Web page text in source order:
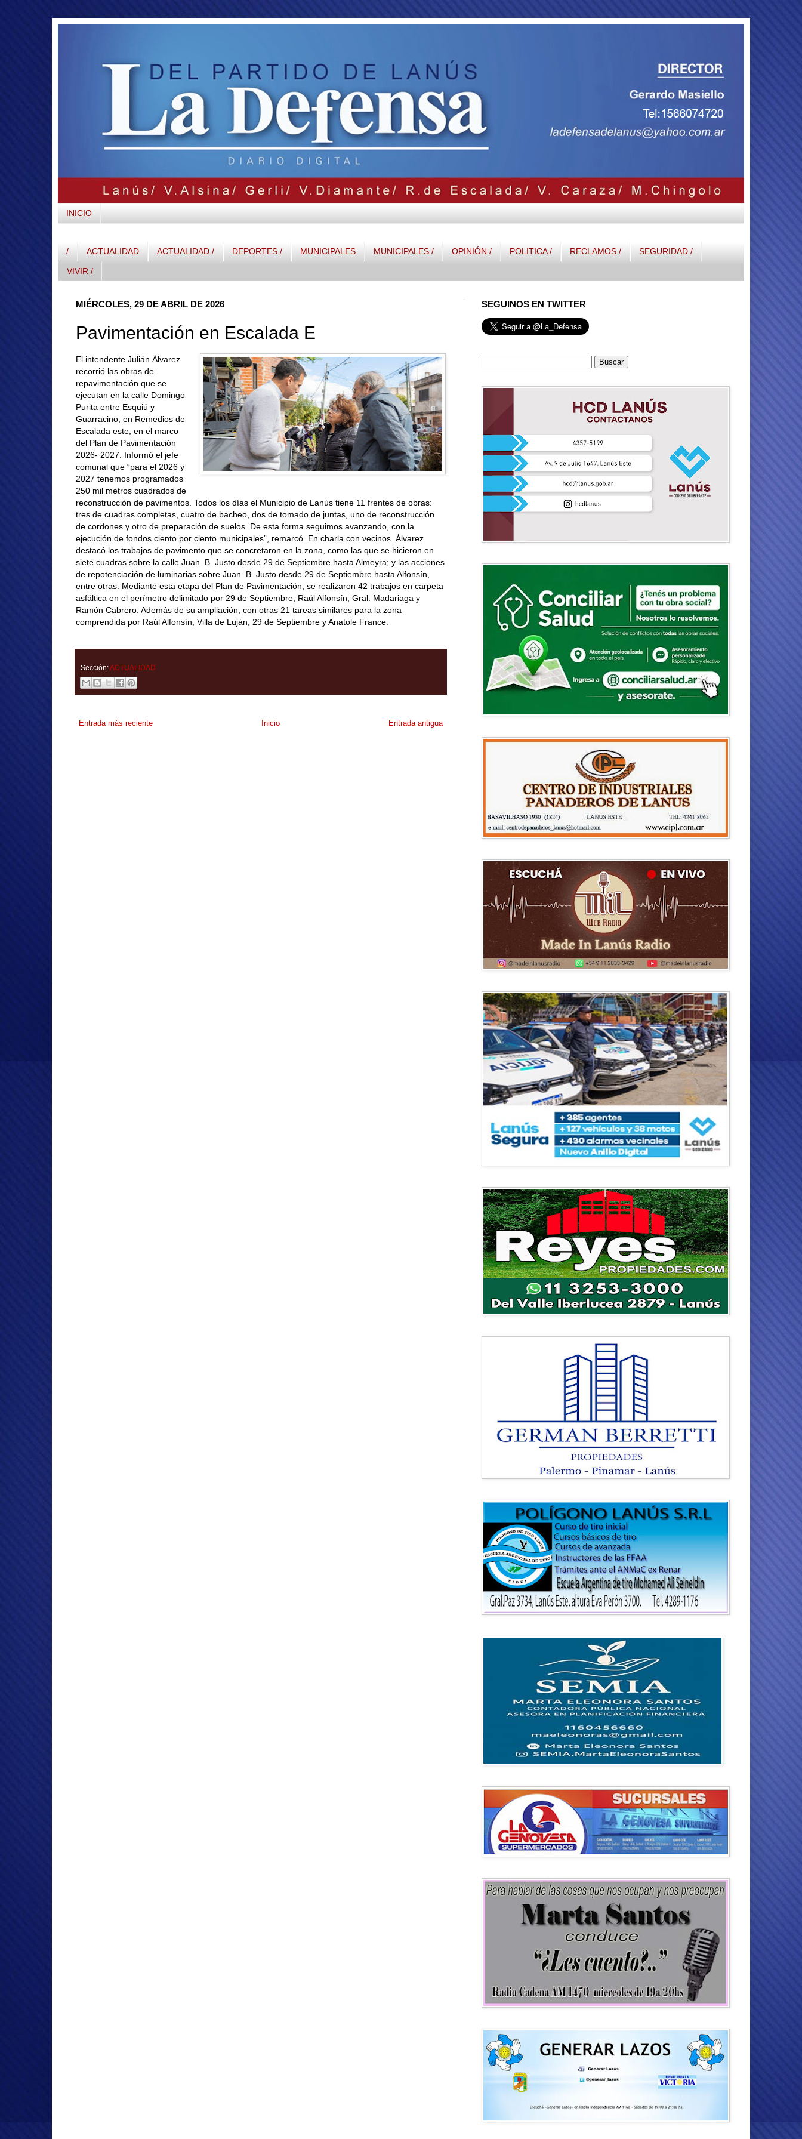
INICIO
/ ACTUALIDAD ACTUALIDAD / DEPORTES / MUNICIPALES MUNICIPALES / OPINIÓN / POLITICA / RECLAMOS / SEGURIDAD /
VIVIR /
MIÉRCOLES, 29 DE ABRIL DE 2026
Pavimentación en Escalada E
El intendente Julián Álvarez
recorrió las obras de
repavimentación que se
ejecutan en la calle Domingo
Purita entre Esquiú y
Guarracino, en Remedios de
Escalada este, en el marco
del Plan de Pavimentación
2026- 2027. Informó el jefe
comunal que “para el 2026 y
2027 tenemos programados
250 mil metros cuadrados de
reconstrucción de pavimentos. Todos los días el Municipio de Lanús tiene 11 frentes de obras:
tres de cuadras completas, cuatro de bacheo, dos de tomado de juntas, uno de reconstrucción
de cordones y otro de preparación de suelos. De esta forma seguimos avanzando, con la
ejecución de fondos ciento por ciento municipales”, remarcó. En charla con vecinos Álvarez
destacó los trabajos de pavimento que se concretaron en la zona, como las que se hicieron en
siete cuadras sobre la calle Juan. B. Justo desde 29 de Septiembre hasta Almeyra; y las acciones
de repotenciación de luminarias sobre Juan. B. Justo desde 29 de Septiembre hasta Alfonsín,
entre otras. Mediante esta etapa del Plan de Pavimentación, se realizaron 42 trabajos en carpeta
asfáltica en el perímetro delimitado por 29 de Septiembre, Raúl Alfonsín, Gral. Madariaga y
Ramón Cabrero. Además de su ampliación, con otras 21 tareas similares para la zona
comprendida por Raúl Alfonsín, Villa de Luján, 29 de Septiembre y Anatole France.
Sección:ACTUALIDAD
Entrada más reciente Entrada antigua
Inicio
SEGUINOS EN TWITTER